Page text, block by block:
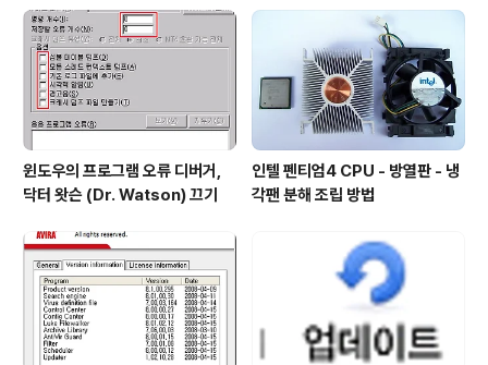
추가했으면..
윈도우의 프로그램 오류 디버거,
닥터 왓슨 (Dr. Watson) 끄기
인텔 펜티엄4 CPU - 방열판 - 냉
각팬 분해 조립 방법